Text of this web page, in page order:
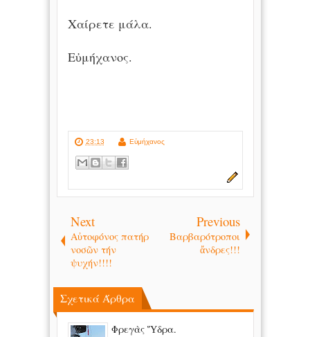
Χαίρετε μάλα.
Εὐμήχανος.
23:13 Εὐμήχανος
Next
Αὐτοφόνος πατήρ
νοσῶν τήν
ψυχήν!!!!
Previous
Βαρβαρότροποι
ἄνδρες!!!
Σχετικά Άρθρα
Φρεγὰς Ὕδρα.